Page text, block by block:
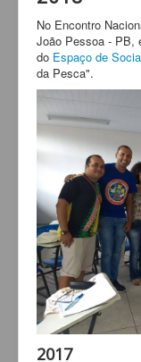
No Encontro
João Pessoa - PB,
do Espaço de
da Pesca".
2017